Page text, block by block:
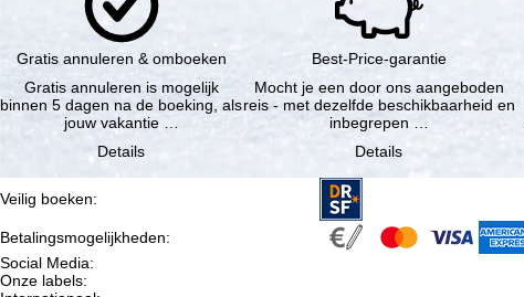
Gratis annuleren & omboeken
Gratis annuleren is mogelijk
binnen 5 dagen na de boeking, als
jouw vakantie …
Details
Best-Price-garantie
Mocht je een door ons aangeboden
reis - met dezelfde beschikbaarheid en
inbegrepen …
Details
Veilig boeken:
Betalingsmogelijkheden:
Social Media:
Onze labels: